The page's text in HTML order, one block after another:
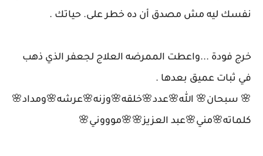
نفسك ليه مش مصدق أن ده خطر على. حياتك .
خرج فودة ...واعطت الممرضه العلاج لجعفر الذي ذهب
في ثبات عميق بعدها .
🌸 سبحان🌸 الله🌸عدد🌸خلقه🌸وزنه🌸عرشه🌸ومداد🌸
كلماته🌸مني🌸عبد العزيز🌸🌸موووني🌸